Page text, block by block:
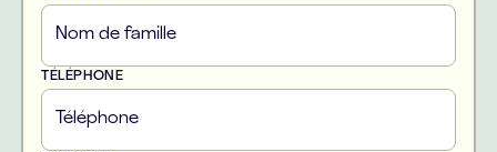
TÉLÉPHONE